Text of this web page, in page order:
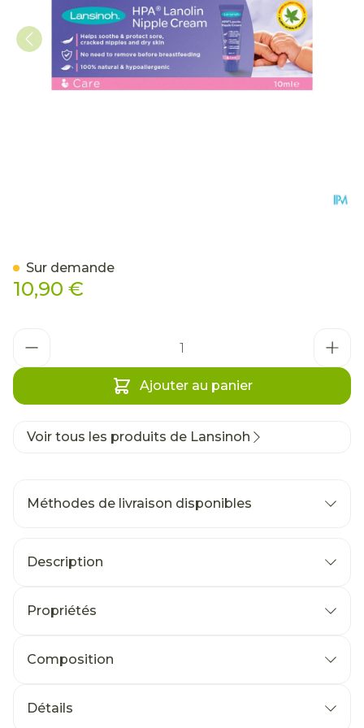
10,90 €
Ajouter au panier
Sur demande
Voir tous les produits de Lansinoh
Méthodes de livraison disponibles
Description
Propriétés
Composition
Détails